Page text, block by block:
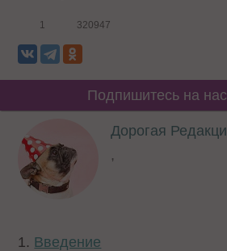
1 320947
Подпишитесь на
Дорогая
,
1. Введение